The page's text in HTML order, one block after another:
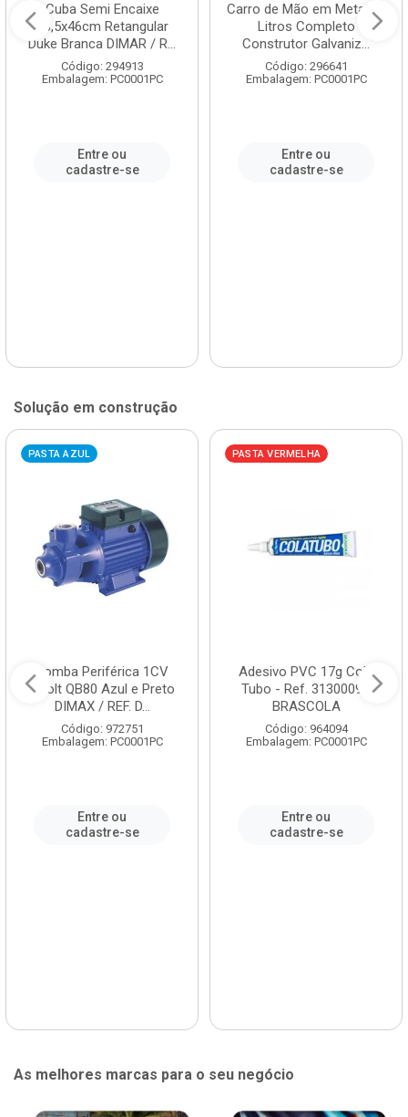
Cuba Semi Encaixe
58,5x46cm Retangular
Duke Branca DIMAR / R...
Código: 294913
Embalagem: PC0001PC
Entre ou
cadastre-se
Carro de Mão em Metal 60
Litros Completo
Construtor Galvaniz...
Código: 296641
Embalagem: PC0001PC
Entre ou
cadastre-se
Solução em construção
PASTA AZUL
Bomba Periférica 1CV
Bivolt QB80 Azul e Preto
DIMAX / REF. D...
Código: 972751
Embalagem: PC0001PC
Entre ou
cadastre-se
PASTA VERMELHA
Adesivo PVC 17g Cola
Tubo - Ref. 3130009 -
BRASCOLA
Código: 964094
Embalagem: PC0001PC
Entre ou
cadastre-se
As melhores marcas para o seu negócio